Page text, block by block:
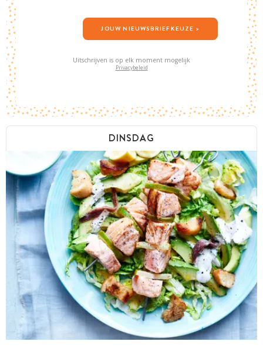
JOUW NIEUWSBRIEFKEUZE >
Uitschrijven is op elk moment mogelijk
Privacybeleid
DINSDAG